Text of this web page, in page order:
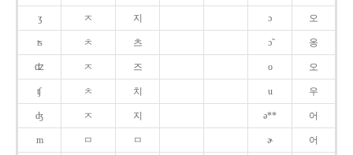
ʒ ㅈ 지 ɔ 오
ʦ ㅊ 츠 ɔ̃ 옹
ʣ ㅈ 즈 o 오
ʧ ㅊ 치 u 우
ʤ ㅈ 지 ə** 어
m ㅁ ㅁ ɚ 어